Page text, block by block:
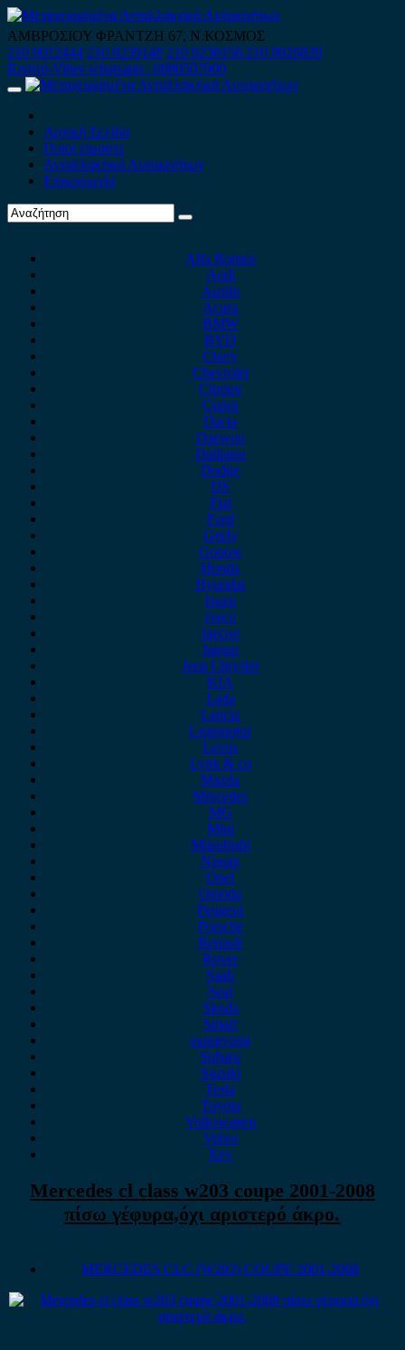
Skip
to
content
ΑΜΒΡΟΣΙΟΥ ΦΡΑΝΤΖΗ 67, Ν.ΚΟΣΜΟΣ
210 9012444 210 9239148 210 9238158 210 9026839
Κινητό-Viber-whatsapp : 6980507900
Primary
Αρχική Σελίδα
Ποιοί είμαστε
Ανταλλακτικά Αυτοκινήτων
Επικοινωνία
Alfa Romeo
Audi
Austin
Acura
BMW
BYD
Chery
Chevrolet
Citroen
Cupra
Dacia
Daewoo
Daihatsu
Dodge
DS
Fiat
Ford
Geely
Gonow
Honda
Hyundai
Isuzu
iveco
Jaecoo
Jaguar
Jeep Chrysler
KIA
Lada
Lancia
Leapmotor
Lexus
Lynk & co
Mazda
Mercedes
MG
Mini
Mitsubishi
Nissan
Opel
Omoda
Peugeot
Porsche
Renault
Rover
Saab
Seat
Skoda
Smart
ssangyong
Subaru
Suzuki
Tesla
Toyota
Volkswagen
Volvo
Xev
Mercedes cl class w203 coupe 2001-2008
πίσω γέφυρα,όχι αριστερό άκρο.
MERCEDES CLC (W203) COUPE 2001-2008